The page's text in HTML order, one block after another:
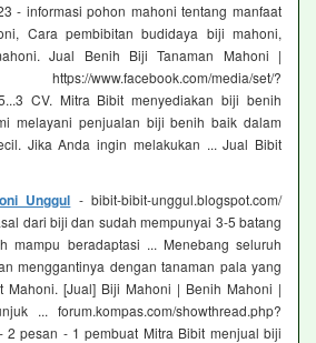
- informasi pohon mahoni tentang manfaat
Cara pembibitan budidaya biji mahoni,
Jual Benih Biji Tanaman Mahoni |
media/set/?
CV. Mitra Bibit menyediakan biji benih
melayani penjualan biji benih baik dalam
Jika Anda ingin melakukan ... Jual Bibit
Unggul - bibit-bibit-unggul.blogspot.com/
dari biji dan sudah mempunyai 3-5 batang
mampu beradaptasi ... Menebang seluruh
menggantinya dengan tanaman pala yang
Mahoni. [Jual] Biji Mahoni | Benih Mahoni |
... forum.kompas.com/showthread.php?
2 pesan - ‎1 pembuat Mitra Bibit menjual biji